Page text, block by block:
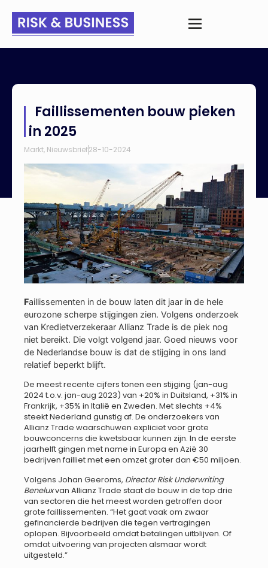
Faillissementen bouw pieken
in 2025
Markt, Nieuwsbrief28-10-2024
Faillissementen in de bouw laten dit jaar in de hele
eurozone scherpe stijgingen zien. Volgens onderzoek
van Kredietverzekeraar Allianz Trade is de piek nog
niet bereikt. Die volgt volgend jaar. Goed nieuws voor
de Nederlandse bouw is dat de stijging in ons land
relatief beperkt blijft.
De meest recente cijfers tonen een stijging (jan-aug
2024 t.o.v. jan-aug 2023) van +20% in Duitsland, +31% in
Frankrijk, +35% in Italië en Zweden. Met slechts +4%
steekt Nederland gunstig af. De onderzoekers van
Allianz Trade waarschuwen expliciet voor grote
bouwconcerns die kwetsbaar kunnen zijn. In de eerste
jaarhelft gingen met name in Europa en Azië 30
bedrijven failliet met een omzet groter dan €50 miljoen.
Volgens Johan Geeroms, Director Risk Underwriting
Beneluxvan Allianz Trade staat de bouw in de top drie
van sectoren die het meest worden getroffen door
grote faillissementen. “Het gaat vaak om zwaar
gefinancierde bedrijven die tegen vertragingen
oplopen. Bijvoorbeeld omdat betalingen uitblijven. Of
omdat uitvoering van projecten alsmaar wordt
uitgesteld.”